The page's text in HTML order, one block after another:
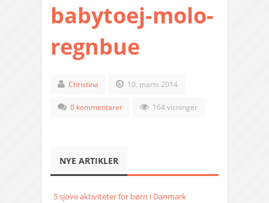
babytoej-molo-
regnbue
Christina 10. marts 2014
0 kommentarer 164 visninger
NYE ARTIKLER
5 sjove aktiviteter for børn i Danmark